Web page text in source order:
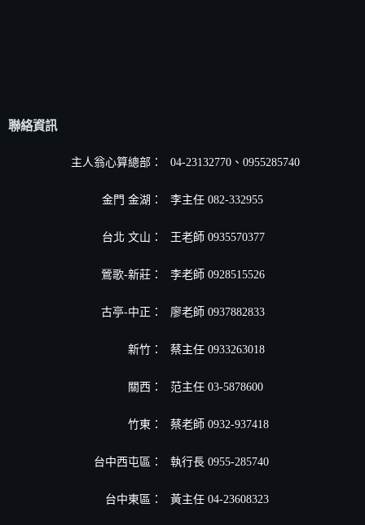
聯絡資訊
主人翁心算總部： 04-23132770、0955285740
金門 金湖： 李主任 082-332955
台北 文山： 王老師 0935570377
鶯歌-新莊： 李老師 0928515526
古亭-中正： 廖老師 0937882833
新竹： 蔡主任 0933263018
關西： 范主任 03-5878600
竹東： 蔡老師 0932-937418
台中西屯區： 執行長 0955-285740
台中東區： 黃主任 04-23608323